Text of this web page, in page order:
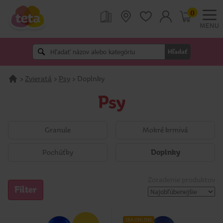
MENU
Hľadať
0
> Zvieratá > Psy > Doplnky
Psy
Granule Mokré krmivá
Pochúťky Doplnky
Filter
IBA ONLINE